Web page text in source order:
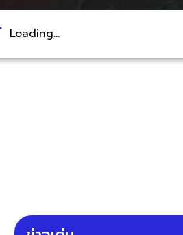
Loading...